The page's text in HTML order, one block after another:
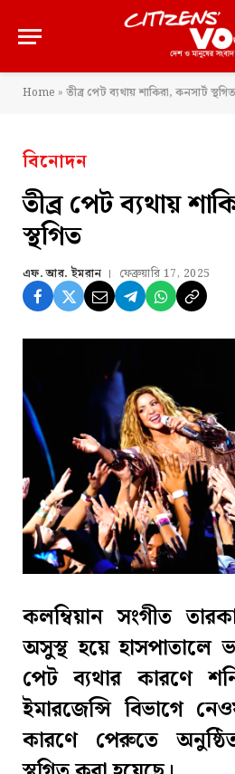
Home » তীব্র পেট ব্যথায় শাকিরা, কনসার্ট স্থগিত
বিনোদন
তীব্র পেট ব্যথায়
স্থগিত
এফ. আর. ইমরান ফেব্রুয়ারি 17, 2025
কলম্বিয়ান সংগীত
অসুস্থ হয়ে হাসপাতালে
পেট ব্যথার কারণে
ইমারজেন্সি বিভাগে
কারণে পেরুতে